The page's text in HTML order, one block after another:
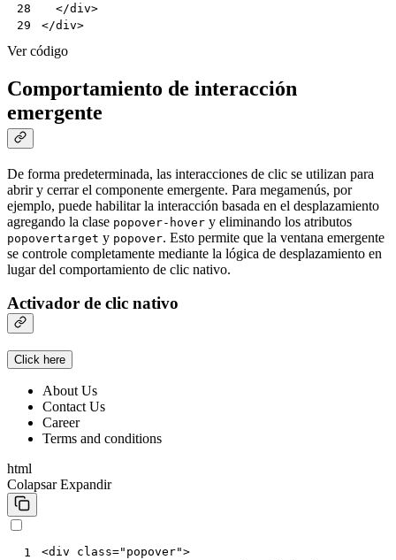
28
29
</div>
</div>
Ver código
Comportamiento de interacción
emergente
De forma predeterminada, las interacciones de clic se utilizan para
abrir y cerrar el componente emergente. Para megamenús, por
ejemplo, puede habilitar la interacción basada en el desplazamiento
agregando la clase popover-hover y eliminando los atributos
popovertarget y popover. Esto permite que la ventana emergente
se controle completamente mediante la lógica de desplazamiento en
lugar del comportamiento de clic nativo.
Activador de clic nativo
Click here
About Us
Contact Us
Career
Terms and conditions
html
Colapsar Expandir
1
<div class="popover">